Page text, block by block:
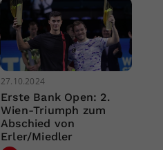
27.10.2024
Erste Bank Open: 2.
Wien-Triumph zum
Abschied von
Erler/Miedler